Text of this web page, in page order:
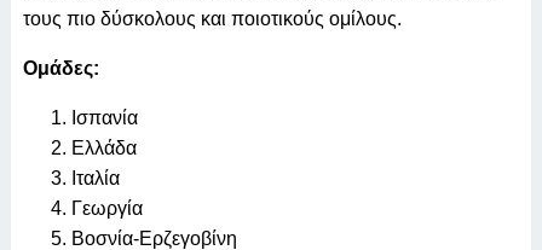
τους πιο δύσκολους και ποιοτικούς ομίλους.
Ομάδες:
Ισπανία
Ελλάδα
Ιταλία
Γεωργία
Βοσνία-Ερζεγοβίνη